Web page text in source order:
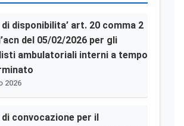
disponibilita’ art. 20 comma 2
del 05/02/2026 per gli
ambulatoriali interni a tempo
2026
convocazione per il